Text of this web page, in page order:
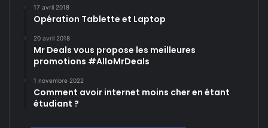
17 avril 2018
Opération Tablette et Laptop
20 avril 2018
Mr Deals vous propose les meilleures
promotions #AlloMrDeals
1 novembre 2022
Comment avoir internet moins cher en étant
étudiant ?